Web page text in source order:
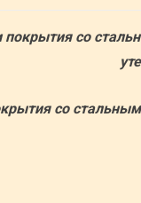
покрытия со